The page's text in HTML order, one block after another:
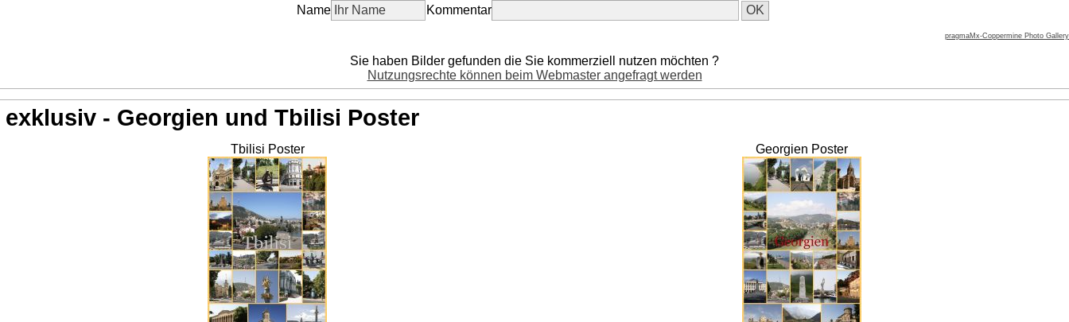
Name Kommentar
pragmaMx-Coppermine Photo Gallery
Sie haben Bilder gefunden die Sie kommerziell nutzen möchten ?
Nutzungsrechte können beim Webmaster angefragt werden
exklusiv - Georgien und Tbilisi Poster
Tbilisi Poster Georgien Poster